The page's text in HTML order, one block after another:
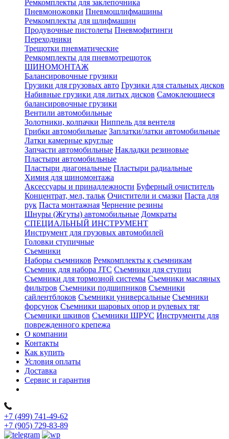
Ремкомплекты для заклепочника
Пневмоножовки Пневмошлифмашины
Ремкомплекты для шлифмашин
Продувочные пистолеты Пневмофитинги
Переходники
Трещотки пневматические
Ремкомплекты для пневмотрещоток
ШИНОМОНТАЖ
Балансировочные грузики
Грузики для грузовых авто Грузики для стальных дисков
Набивные грузики для литых дисков Самоклеющиеся
балансировочные грузики
Вентили автомобильные
Золотники, колпачки Ниппель для вентеля
Грибки автомобильные Заплатки/латки автомобильные
Латки камерные круглые
Запчасти автомобильные Накладки резиновые
Пластыри автомобильные
Пластыри диагональные Пластыри радиальные
Химия для шиномонтажа
Аксессуары и принадлежности Буферный очиститель
Концентрат, мел, тальк Очистители и смазки Паста для
рук Паста монтажная Чернение резины
Шнуры (Жгуты) автомобильные Домкраты
СПЕЦИАЛЬНЫЙ ИНСТРУМЕНТ
Инструмент для грузовых автомобилей
Головки ступичные
Съемники
Наборы съемников Ремкомплекты к съемникам
Съемник для набора JTC Съемники для ступиц
Съемники для тормозной системы Съемники масляных
фильтров Съемники подшипников Съемники
сайлентблоков Съемники универсальные Съемники
форсунок Съемники шаровых опор и рулевых тяг
Съемники шкивов Съемники ШРУС Инструменты для
поврежденного крепежа
О компании
Контакты
Как купить
Условия оплаты
Доставка
Сервис и гарантия
+7 (499) 741-49-62
+7 (905) 729-83-89